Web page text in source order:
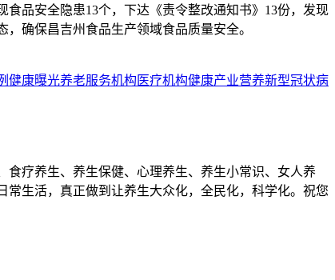
品安全隐患13个，下达《责令整改通知书》13份，发现
确保昌吉州食品生产领域食品质量安全。
健康曝光养老服务机构 医疗机构健康产业营养新型冠状病
疗养生、养生保健、心理养生、养生小常识、女人养
生活，真正做到让养生大众化，全民化，科学化。祝您